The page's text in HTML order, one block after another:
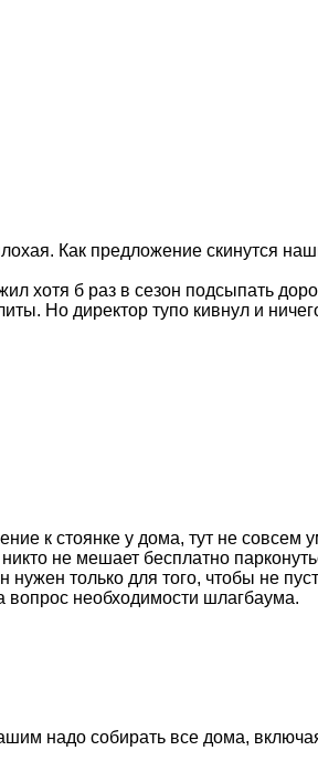
Как предложение скинутся
хотя б раз в сезон подсыпать
Но директор тупо кивнул и
к стоянке у дома, тут не
не мешает бесплатно
только для того, чтобы не
вопрос необходимости шлагбаума.
надо собирать все дома,